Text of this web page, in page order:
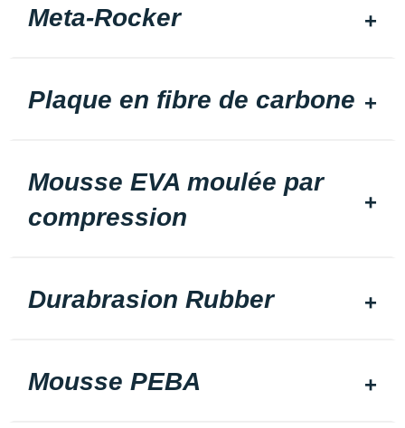
Meta-Rocker
Plaque en fibre de carbone
Mousse EVA moulée par
compression
Durabrasion Rubber
Mousse PEBA